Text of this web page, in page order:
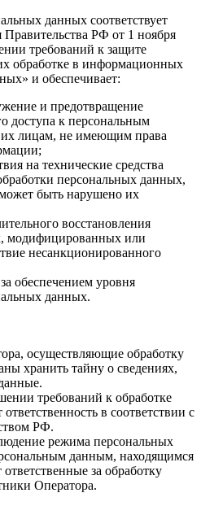
данных соответствует
Правительства РФ от 1 ноября
требований к защите
обработке в информационных
и обеспечивает:
и предотвращение
доступа к персональным
лицам, не имеющим права
на технические средства
персональных данных,
может быть нарушено их
восстановления
модифицированных или
несанкционированного
обеспечением уровня
данных.
осуществляющие обработку
хранить тайну о сведениях,
требований к обработке
в соответствии с
РФ.
режима персональных
данным, находящимся
за обработку
Оператора.